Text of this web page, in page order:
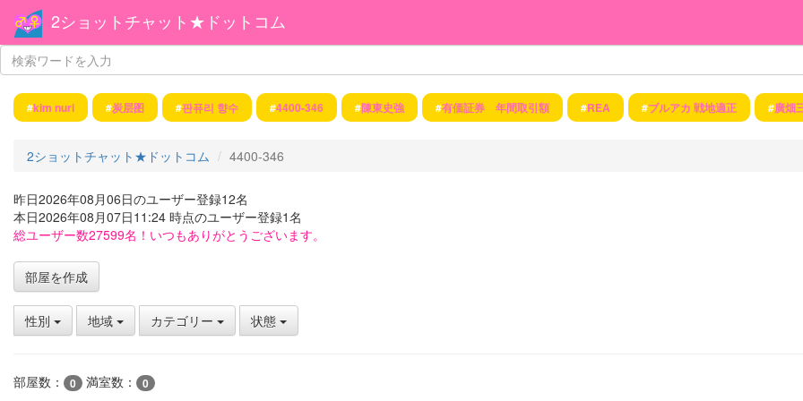
2ショットチャット★ドットコム
#kim nuri #炭层图 #판퓨리 향수 #4400-346 #陳東史強 #有価証券 年間取引額 #REA #ブルアカ 戦地適正 #廣畑
2ショットチャット★ドットコム 4400-346
昨日2026年08月06日のユーザー登録12名
本日2026年08月07日11:24 時点のユーザー登録1名
総ユーザー数27599名！いつもありがとうございます。
部屋を作成
性別 地域 カテゴリー 状態
部屋数： 0 満室数： 0